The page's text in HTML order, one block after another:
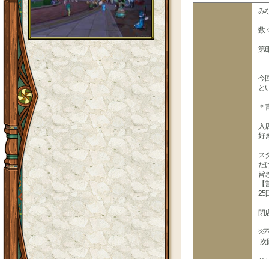
み
数
第
今
と
＊
入
好
ス
だ
皆
25
閉
※
次